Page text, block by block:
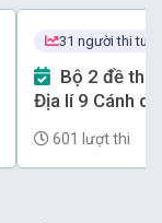
31 người thi
Địa lí 9 Cánh
601 lượt thi